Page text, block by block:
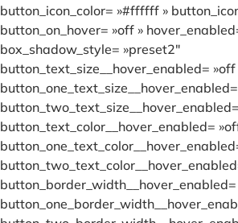
button_icon_color= »#ffffff »
button_on_hover= »off »
box_shadow_style= »preset2″
button_text_size__hover_enabled= »off
button_text_color__hover_enabled=
button_border_width__hover_enabled=